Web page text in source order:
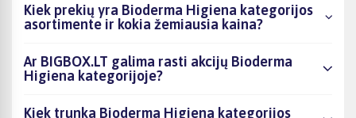
Kiek prekių yra Bioderma Higiena kategorijos
asortimente ir kokia žemiausia kaina?
Ar BIGBOX.LT galima rasti akcijų Bioderma
Higiena kategorijoje?
Kiek trunka Bioderma Higiena kategorijos